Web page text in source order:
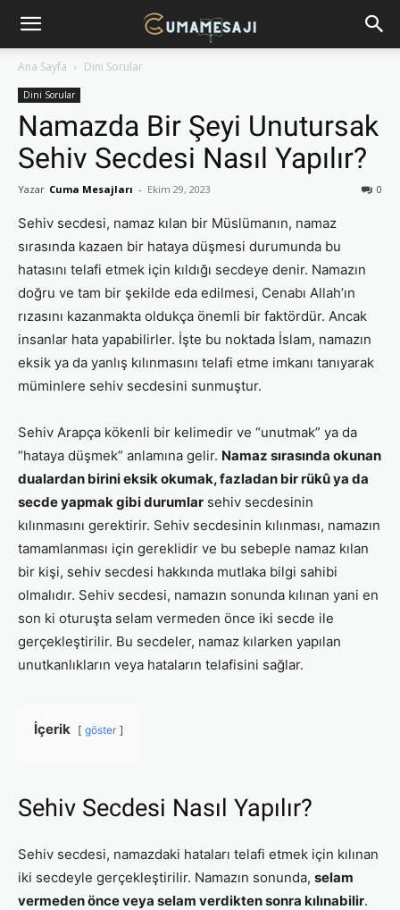
Ana Sayfa Dini Sorular
Dini Sorular
Namazda Bir Şeyi Unutursak
Sehiv Secdesi Nasıl Yapılır?
Yazar Cuma Mesajları - Ekim 29, 2023 0
Sehiv secdesi, namaz kılan bir Müslümanın, namaz
sırasında kazaen bir hataya düşmesi durumunda bu
hatasını telafi etmek için kıldığı secdeye denir. Namazın
doğru ve tam bir şekilde eda edilmesi, Cenabı Allah’ın
rızasını kazanmakta oldukça önemli bir faktördür. Ancak
insanlar hata yapabilirler. İşte bu noktada İslam, namazın
eksik ya da yanlış kılınmasını telafi etme imkanı tanıyarak
müminlere sehiv secdesini sunmuştur.
Sehiv Arapça kökenli bir kelimedir ve “unutmak” ya da
“hataya düşmek” anlamına gelir. Namaz sırasında okunan
dualardan birini eksik okumak, fazladan bir rükû ya da
secde yapmak gibi durumlar sehiv secdesinin
kılınmasını gerektirir. Sehiv secdesinin kılınması, namazın
tamamlanması için gereklidir ve bu sebeple namaz kılan
bir kişi, sehiv secdesi hakkında mutlaka bilgi sahibi
olmalıdır. Sehiv secdesi, namazın sonunda kılınan yani en
son ki oturuşta selam vermeden önce iki secde ile
gerçekleştirilir. Bu secdeler, namaz kılarken yapılan
unutkanlıkların veya hataların telafisini sağlar.
İçerik göster
Sehiv Secdesi Nasıl Yapılır?
Sehiv secdesi, namazdaki hataları telafi etmek için kılınan
iki secdeyle gerçekleştirilir. Namazın sonunda, selam
vermeden önce veya selam verdikten sonra kılınabilir.